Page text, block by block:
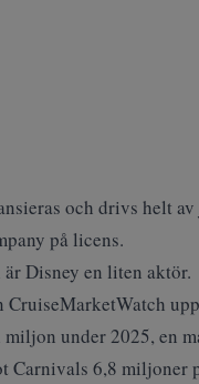
och drivs helt av
på licens.
Disney en liten aktör.
CruiseMarketWatch
under 2025, en
Carnivals 6,8 miljoner